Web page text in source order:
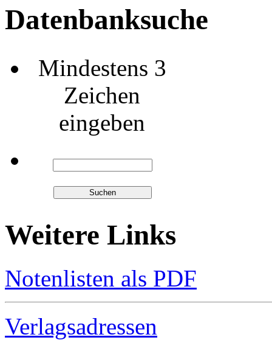
Datenbanksuche
Mindestens 3
Zeichen
eingeben
Weitere Links
Notenlisten als PDF
Verlagsadressen